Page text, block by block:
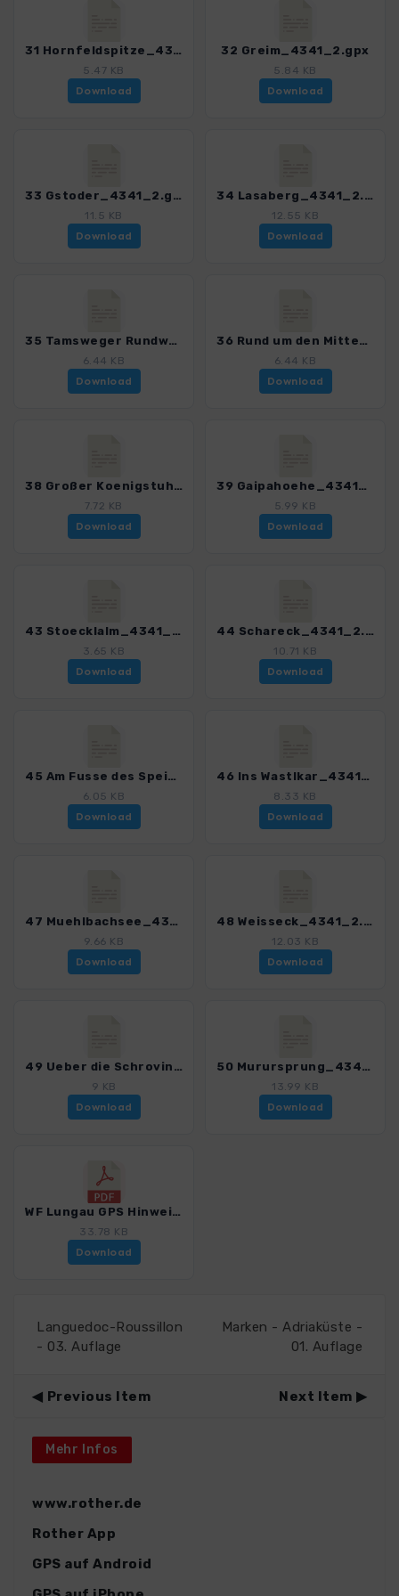
31 Hornfeldspitze_4341_2.gpx
5.47 KB
Download
32 Greim_4341_2.gpx
5.84 KB
Download
33 Gstoder_4341_2.gpx
11.5 KB
Download
34 Lasaberg_4341_2.gpx
12.55 KB
Download
35 Tamsweger Rundweg_4341_2.gpx
6.44 KB
Download
36 Rund um den Mitterberg_4341_2.gpx
6.44 KB
Download
38 Großer Koenigstuhl_4341_2.gpx
7.72 KB
Download
39 Gaipahoehe_4341_2.gpx
5.99 KB
Download
43 Stoecklalm_4341_2.gpx
3.65 KB
Download
44 Schareck_4341_2.gpx
10.71 KB
Download
45 Am Fusse des Speiereck_4341_2.gpx
6.05 KB
Download
46 Ins Wastlkar_4341_2.gpx
8.33 KB
Download
47 Muehlbachsee_4341_2.gpx
9.66 KB
Download
48 Weisseck_4341_2.gpx
12.03 KB
Download
49 Ueber die Schrovinscharte_4341_2.gpx
9 KB
Download
50 Murursprung_4341_2.gpx
13.99 KB
Download
WF Lungau GPS Hinweise_4341_2.pdf
33.78 KB
Download
Languedoc-Roussillon
- 03. Auflage
Marken - Adriaküste -
01. Auflage
Previous Item Next Item
Mehr Infos
www.rother.de
Rother App
GPS auf Android